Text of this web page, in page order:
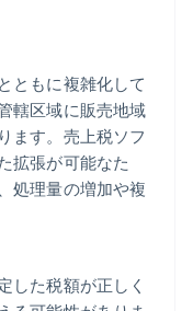
ともに複雑化して
轄区域に販売地域
ます。売上税ソフ
拡張が可能なた
処理量の増加や複
した税額が正しく